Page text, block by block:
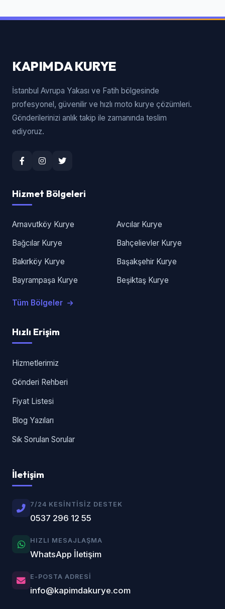
KAPIMDA KURYE
İstanbul Avrupa Yakası ve Fatih bölgesinde
profesyonel, güvenilir ve hızlı moto kurye çözümleri.
Gönderilerinizi anlık takip ile zamanında teslim
ediyoruz.
Hizmet Bölgeleri
Arnavutköy Kurye
Avcılar Kurye
Bağcılar Kurye
Bahçelievler Kurye
Bakırköy Kurye
Başakşehir Kurye
Bayrampaşa Kurye
Beşiktaş Kurye
Tüm Bölgeler
Hızlı Erişim
Hizmetlerimiz
Gönderi Rehberi
Fiyat Listesi
Blog Yazıları
Sık Sorulan Sorular
İletişim
7/24 KESINTISIZ DESTEK
0537 296 12 55
HIZLI MESAJLAŞMA
WhatsApp İletişim
E-POSTA ADRESI
info@kapimdakurye.com